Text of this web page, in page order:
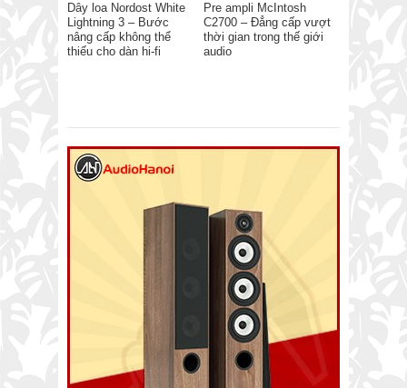
Dây loa Nordost White
Lightning 3 – Bước
nâng cấp không thể
thiếu cho dàn hi-fi
Pre ampli McIntosh
C2700 – Đẳng cấp vượt
thời gian trong thế giới
audio